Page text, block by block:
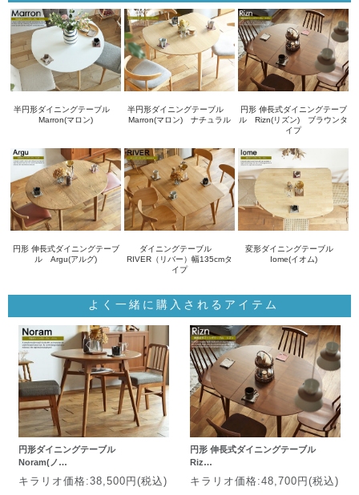
半円形ダイニングテーブル
Marron(マロン)
半円形ダイニングテーブル
Marron(マロン) ナチュラル
円形 伸長式ダイニングテーブ
ル Rizn(リズン) ブラウンタ
イプ
円形 伸長式ダイニングテーブ
ル Argu(アルグ)
ダイニングテーブル
RIVER（リバー）幅135cmタ
イプ
変形ダイニングテーブル
Iome(イオム)
よく一緒に購入されるアイテム
円形ダイニングテーブル
Noram(ノ…
キラリオ価格:38,500円(税込)
円形 伸長式ダイニングテーブル
Riz…
キラリオ価格:48,700円(税込)